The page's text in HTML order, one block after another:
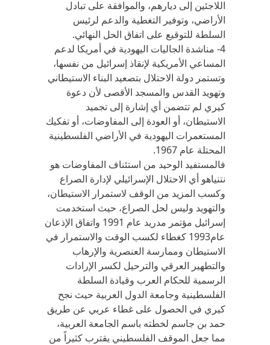
اللاجئين إلى ديارهم، والموافقة على تبادل
الأراضي، وتوفير التغطية والدعم لرئيس
السلطة للتوقيع على اتفاق الحل النهائي.
4- مناشدة الجاليات اليهودية في أمريكا لدعم
المساعي الأمريكية لإنقاذ إسرائيل من نفسها،
وتستمر دولة الاحتلال بتصعيد البناء الاستيطاني
وتهويد القدس والمسجد الأقصى لأن دعوة
كيري لم تتضمن أي إشارة إلى تجميد
الاستيطان، أو العودة إلى المفاوضات، أو تفكيك
المستعمرات اليهودية في الأراضي الفلسطينية
المحتلة عام 1967.
فالمستفيد الوحيد من استئناف المفاوضات هو
نتنياهو أي الاحتلال الإسرائيلي لإدارة الصراع
وكسب المزيد من الوقف لاستمرار الاستيطان،
والتهويد وليس لحل الصراع، حيث استخدمت
إسرائيل مؤتمر مدريد عام 1991 واتفاق الإذعان
عام1993 كغطاء لكسب الوقت والاستمرار في
الاستيطان وممارسة العنصرية والإرهاب
والتطهير العرقي والترحيل لكسر الإرادات
الرسمية للحكام العرب وقيادة السلطة
الفلسطينية وجامعة الدول العربية حيث نجح
كيري في الحصول على غطاء عربي عن طريق
حمد بن جاسم لخطته باسم الجامعة العربية،
مما جعل الموقف الفلسطيني يقترب كثيراً من